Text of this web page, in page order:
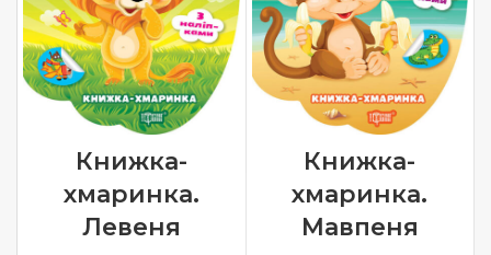
Книжка-
хмаринка.
Левеня
Книжка-
хмаринка.
Мавпеня